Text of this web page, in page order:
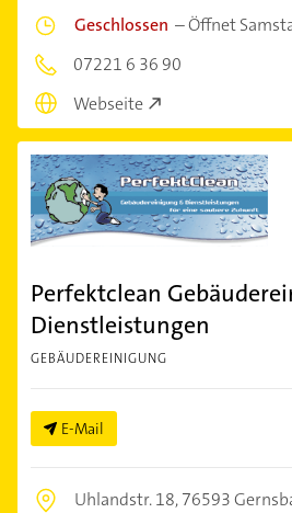
Geschlossen –Öffnet
07221 6 36 90
Webseite
Perfektclean
Dienstleistungen
GEBÄUDEREINIGUNG
E-Mail
Uhlandstr. 18,76593